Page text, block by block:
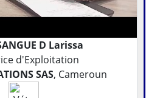
D Larissa
d'Exploitation
SAS, Cameroun